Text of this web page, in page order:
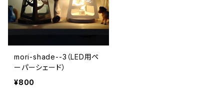
mori-shade--3（LED用ペ
ーパーシェード）
¥800